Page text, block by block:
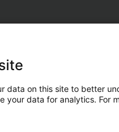
data on this site to better
your data for analytics. For